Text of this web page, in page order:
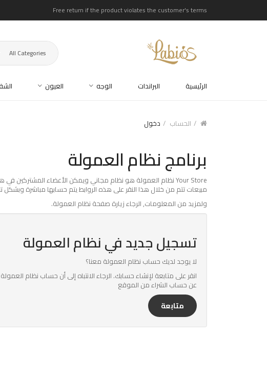
Free return if the product violates the customer's terms
All Categories
الرئيسية البراندات الوجه العيون
الحساب دخول
برنامج نظام العمولة
مبيعات تتم من خلال هذا النقر على هذه الروابط يتم حسابها مباشرة وبشكل
ولمزيد من المعلومات, الرجاء زيارة صفحة نظام العمولة.
تسجيل جديد في نظام العمولة
لا يوجد لديك حساب نظام العمولة معنا؟
انقر على متابعة لإنشاء حسابك. الرجاء الانتباه إلى أن حساب نظام
عن حساب الشراء من الموقع
متابعة